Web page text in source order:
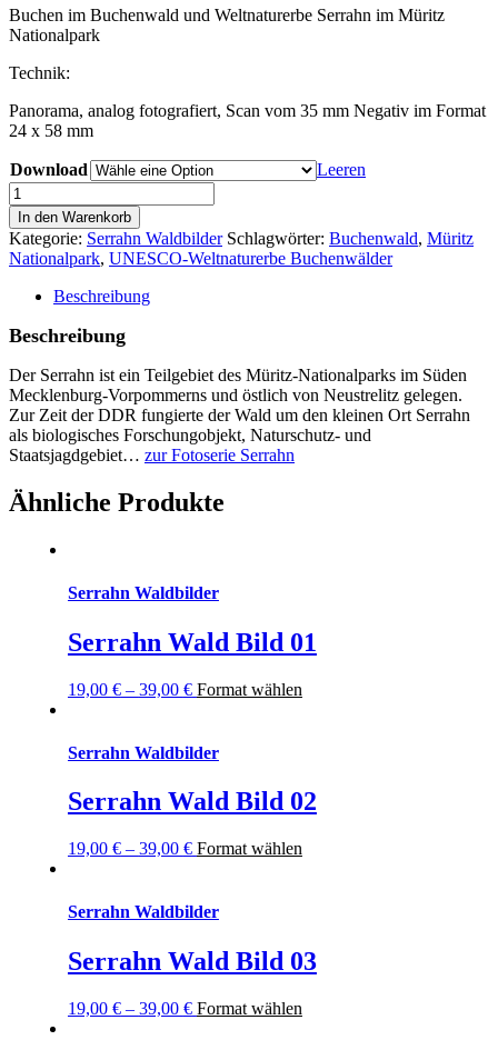
Buchen im Buchenwald und Weltnaturerbe Serrahn im Müritz
Nationalpark
Technik:
Panorama, analog fotografiert, Scan vom 35 mm Negativ im Format
24 x 58 mm
Download
Leeren
Serrahn
Wald
Bild
16
Menge
In den Warenkorb
Kategorie: Serrahn Waldbilder Schlagwörter: Buchenwald, Müritz
Nationalpark, UNESCO-Weltnaturerbe Buchenwälder
Beschreibung
Beschreibung
Der Serrahn ist ein Teilgebiet des Müritz-Nationalparks im Süden
Mecklenburg-Vorpommerns und östlich von Neustrelitz gelegen.
Zur Zeit der DDR fungierte der Wald um den kleinen Ort Serrahn
als biologisches Forschungobjekt, Naturschutz- und
Staatsjagdgebiet… zur Fotoserie Serrahn
Ähnliche Produkte
Serrahn Waldbilder
Serrahn Wald Bild 01
19,00 €– 39,00 € Format wählen
Serrahn Waldbilder
Serrahn Wald Bild 02
19,00 €– 39,00 € Format wählen
Serrahn Waldbilder
Serrahn Wald Bild 03
19,00 €– 39,00 € Format wählen